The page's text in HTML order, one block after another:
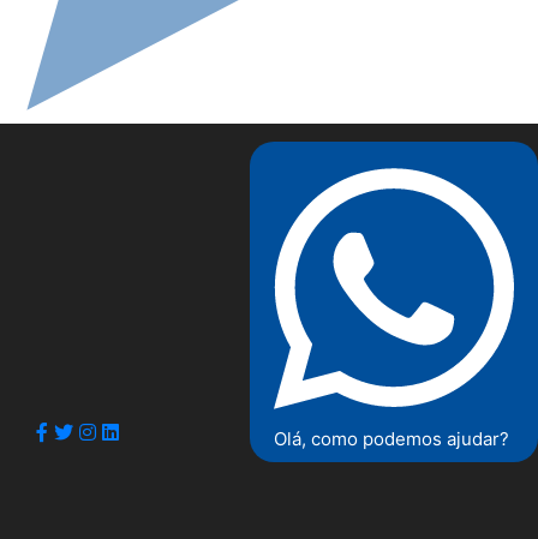
Olá, como podemos ajudar?